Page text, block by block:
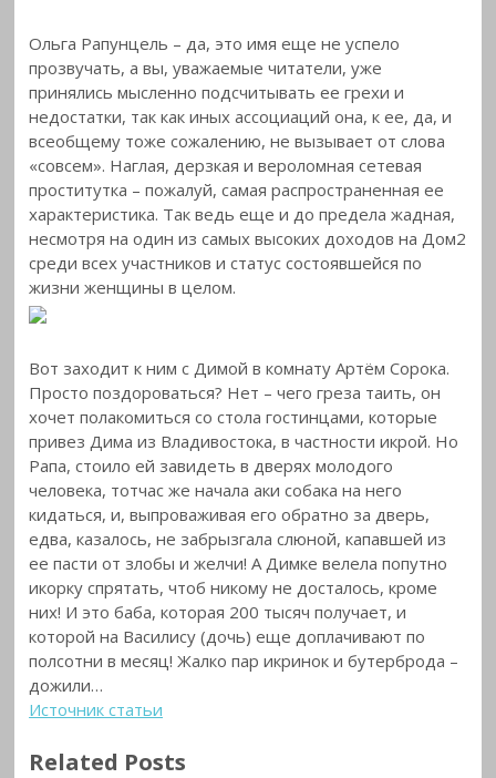
Ольга Рапунцель – да, это имя еще не успело
прозвучать, а вы, уважаемые читатели, уже
принялись мысленно подсчитывать ее грехи и
недостатки, так как иных ассоциаций она, к ее, да, и
всеобщему тоже сожалению, не вызывает от слова
«совсем». Наглая, дерзкая и вероломная сетевая
проститутка – пожалуй, самая распространенная ее
характеристика. Так ведь еще и до предела жадная,
несмотря на один из самых высоких доходов на Дом2
среди всех участников и статус состоявшейся по
жизни женщины в целом.
Вот заходит к ним с Димой в комнату Артём Сорока.
Просто поздороваться? Нет – чего греза таить, он
хочет полакомиться со стола гостинцами, которые
привез Дима из Владивостока, в частности икрой. Но
Рапа, стоило ей завидеть в дверях молодого
человека, тотчас же начала аки собака на него
кидаться, и, выпроваживая его обратно за дверь,
едва, казалось, не забрызгала слюной, капавшей из
ее пасти от злобы и желчи! А Димке велела попутно
икорку спрятать, чтоб никому не досталось, кроме
них! И это баба, которая 200 тысяч получает, и
которой на Василису (дочь) еще доплачивают по
полсотни в месяц! Жалко пар икринок и бутерброда –
дожили…
Источник статьи
Related Posts